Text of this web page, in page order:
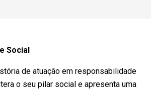
Social
de atuação em responsabilidade
o seu pilar social e apresenta uma